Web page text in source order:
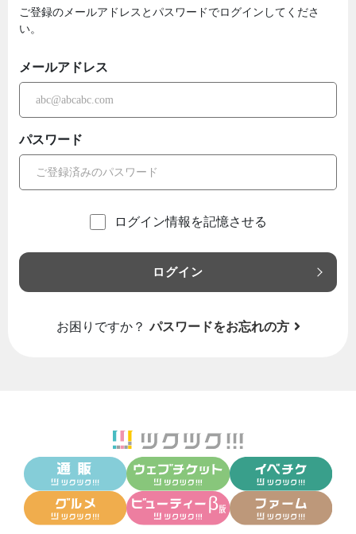
ご登録のメールアドレスとパスワードでログインしてくださ
い。
メールアドレス
パスワード
ログイン情報を記憶させる
ログイン
お困りですか？ パスワードをお忘れの方